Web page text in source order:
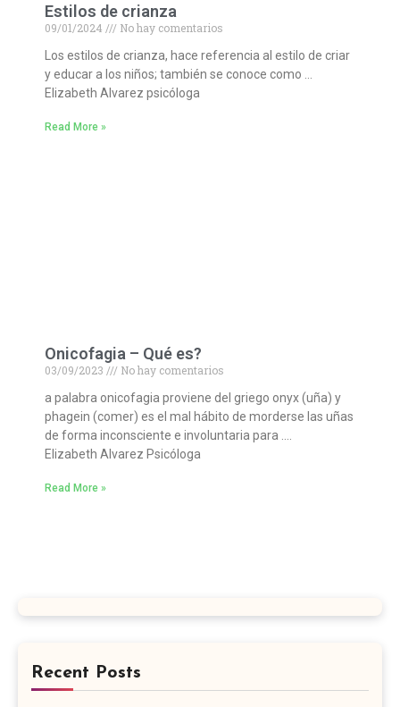
Estilos de crianza
09/01/2024
No hay comentarios
y educar a los niños; también se conoce como …
Elizabeth Alvarez psicóloga
Read More »
Onicofagia – Qué es?
03/09/2023
No hay comentarios
a palabra onicofagia proviene del griego onyx (uña) y
phagein (comer) es el mal hábito de morderse las uñas
de forma inconsciente e involuntaria para ….
Elizabeth Alvarez Psicóloga
Read More »
Recent Posts